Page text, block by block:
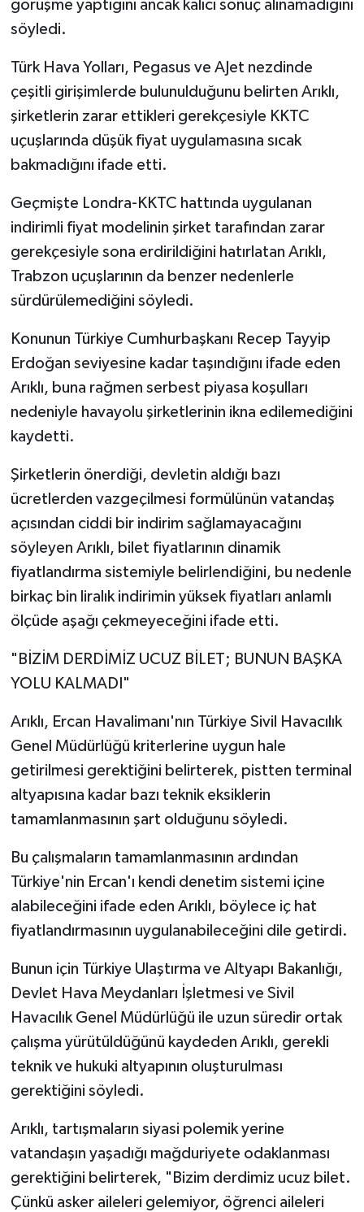
görüşme yaptığını ancak kalıcı sonuç alınamadığını
söyledi.
Türk Hava Yolları, Pegasus ve AJet nezdinde
çeşitli girişimlerde bulunulduğunu belirten Arıklı,
şirketlerin zarar ettikleri gerekçesiyle KKTC
uçuşlarında düşük fiyat uygulamasına sıcak
bakmadığını ifade etti.
Geçmişte Londra-KKTC hattında uygulanan
indirimli fiyat modelinin şirket tarafından zarar
gerekçesiyle sona erdirildiğini hatırlatan Arıklı,
Trabzon uçuşlarının da benzer nedenlerle
sürdürülemediğini söyledi.
Konunun Türkiye Cumhurbaşkanı Recep Tayyip
Erdoğan seviyesine kadar taşındığını ifade eden
Arıklı, buna rağmen serbest piyasa koşulları
nedeniyle havayolu şirketlerinin ikna edilemediğini
kaydetti.
Şirketlerin önerdiği, devletin aldığı bazı
ücretlerden vazgeçilmesi formülünün vatandaş
açısından ciddi bir indirim sağlamayacağını
söyleyen Arıklı, bilet fiyatlarının dinamik
fiyatlandırma sistemiyle belirlendiğini, bu nedenle
birkaç bin liralık indirimin yüksek fiyatları anlamlı
ölçüde aşağı çekmeyeceğini ifade etti.
"BİZİM DERDİMİZ UCUZ BİLET; BUNUN BAŞKA
YOLU KALMADI"
Arıklı, Ercan Havalimanı'nın Türkiye Sivil Havacılık
Genel Müdürlüğü kriterlerine uygun hale
getirilmesi gerektiğini belirterek, pistten terminal
altyapısına kadar bazı teknik eksiklerin
tamamlanmasının şart olduğunu söyledi.
Bu çalışmaların tamamlanmasının ardından
Türkiye'nin Ercan'ı kendi denetim sistemi içine
alabileceğini ifade eden Arıklı, böylece iç hat
fiyatlandırmasının uygulanabileceğini dile getirdi.
Bunun için Türkiye Ulaştırma ve Altyapı Bakanlığı,
Devlet Hava Meydanları İşletmesi ve Sivil
Havacılık Genel Müdürlüğü ile uzun süredir ortak
çalışma yürütüldüğünü kaydeden Arıklı, gerekli
teknik ve hukuki altyapının oluşturulması
gerektiğini söyledi.
Arıklı, tartışmaların siyasi polemik yerine
vatandaşın yaşadığı mağduriyete odaklanması
gerektiğini belirterek, "Bizim derdimiz ucuz bilet.
Çünkü asker aileleri gelemiyor, öğrenci aileleri